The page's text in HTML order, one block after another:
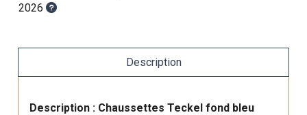
2026
Description
Description : Chaussettes Teckel fond bleu